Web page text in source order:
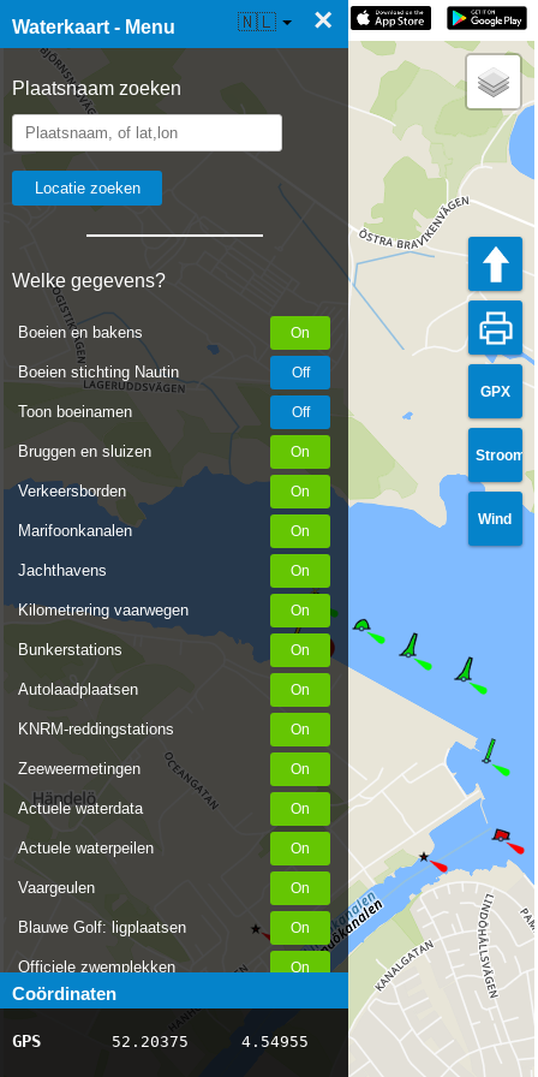
Waterkaart - Menu ×
Plaatsnaam zoeken
Welke gegevens?
Boeien en bakens
Boeien stichting Nautin
Toon boeinamen
Bruggen en sluizen
Verkeersborden
Marifoonkanalen
Jachthavens
Kilometrering vaarwegen
Bunkerstations
Autolaadplaatsen
KNRM-reddingstations
Zeeweermetingen
Actuele waterdata
Actuele waterpeilen
Vaargeulen
Blauwe Golf: ligplaatsen
Officiele zwemplekken
Stremmingen/hinder
AIS scheepsposities
Coördinaten
GPS 52.20375 4.54955
☰ Waterkaart Live 🇳🇱
GPX
Stroom
Wind